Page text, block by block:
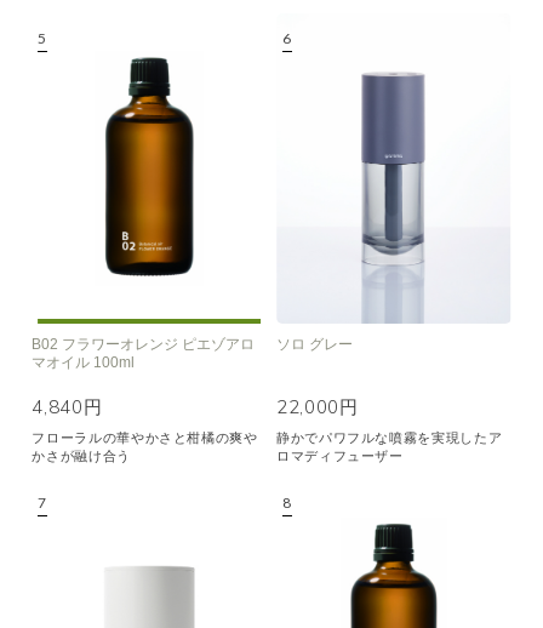
B02 フラワーオレンジ ピエゾアロ
マオイル 100ml
4,840円
フローラルの華やかさと柑橘の爽や
かさが融け合う
ソロ グレー
22,000円
静かでパワフルな噴霧を実現したア
ロマディフューザー